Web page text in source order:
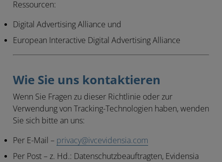
Ressourcen:
Digital Advertising Alliance und
European Interactive Digital Advertising Alliance
Wie Sie uns kontaktieren
Wenn Sie Fragen zu dieser Richtlinie oder zur
Verwendung von Tracking-Technologien haben, wenden
Sie sich bitte an uns:
Per E-Mail – privacy@ivcevidensia.com
Per Post – z. Hd.: Datenschutzbeauftragten, Evidensia